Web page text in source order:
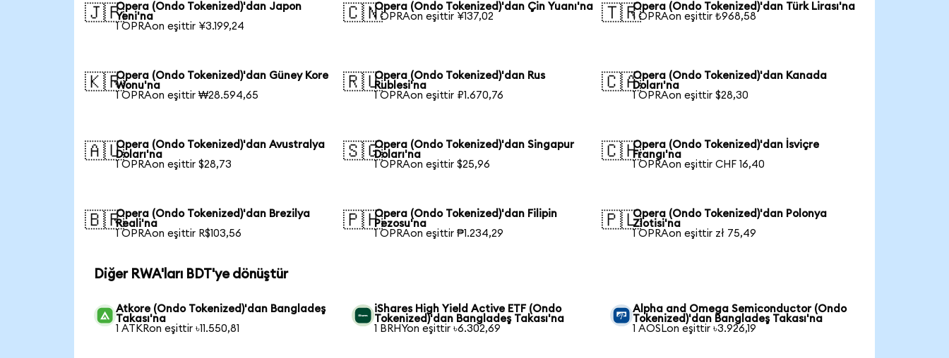
🇯🇵Opera (Ondo Tokenized)'dan Japon
Yeni'na
1 OPRAon eşittir ¥3.199,24
🇨🇳Opera (Ondo Tokenized)'dan Çin Yuanı'na
1 OPRAon eşittir ¥137,02
🇹🇷Opera (Ondo Tokenized)'dan Türk Lirası'na
1 OPRAon eşittir ₺968,58
🇰🇷Opera (Ondo Tokenized)'dan Güney Kore
Wonu'na
1 OPRAon eşittir ₩28.594,65
🇷🇺Opera (Ondo Tokenized)'dan Rus
Rublesi'na
1 OPRAon eşittir ₽1.670,76
🇨🇦Opera (Ondo Tokenized)'dan Kanada
Doları'na
1 OPRAon eşittir $28,30
🇦🇺Opera (Ondo Tokenized)'dan Avustralya
Doları'na
1 OPRAon eşittir $28,73
🇸🇬Opera (Ondo Tokenized)'dan Singapur
Doları'na
1 OPRAon eşittir $25,96
🇨🇭Opera (Ondo Tokenized)'dan İsviçre
Frangı'na
1 OPRAon eşittir CHF 16,40
🇧🇷Opera (Ondo Tokenized)'dan Brezilya
Reali'na
1 OPRAon eşittir R$103,56
🇵🇭Opera (Ondo Tokenized)'dan Filipin
Pezosu'na
1 OPRAon eşittir ₱1.234,29
🇵🇱Opera (Ondo Tokenized)'dan Polonya
Zlotisi'na
1 OPRAon eşittir zł 75,49
Diğer RWA'ları BDT'ye dönüştür
Atkore (Ondo Tokenized)'dan Bangladeş
Takası'na
1 ATKRon eşittir ৳11.550,81
iShares High Yield Active ETF (Ondo
Tokenized)'dan Bangladeş Takası'na
1 BRHYon eşittir ৳6.302,69
Alpha and Omega Semiconductor (Ondo
Tokenized)'dan Bangladeş Takası'na
1 AOSLon eşittir ৳3.926,19